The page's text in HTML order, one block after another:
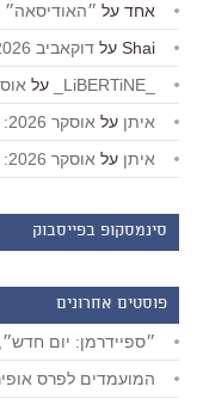
אחד על ״האודיסאה״
Shai על דוקאביב 2026: שש או שבע המלצות
על אוסקר
איתן על אוסקר 2026: כל הזוכים
איתן על אוסקר 2026: כל הזוכים
סינמסקופ בפייסבוק
פוסטים אחרונים
״ספיידרמן: יום
המועמדים לפרס אופיר 2026: ״עצמאות״